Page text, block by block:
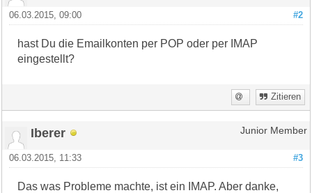
#2
06.03.2015, 09:00
hast Du die Emailkonten per POP oder per IMAP
eingestellt?
Zitieren
Iberer Junior Member
#3
06.03.2015, 11:33
Das was Probleme machte, ist ein IMAP. Aber danke,